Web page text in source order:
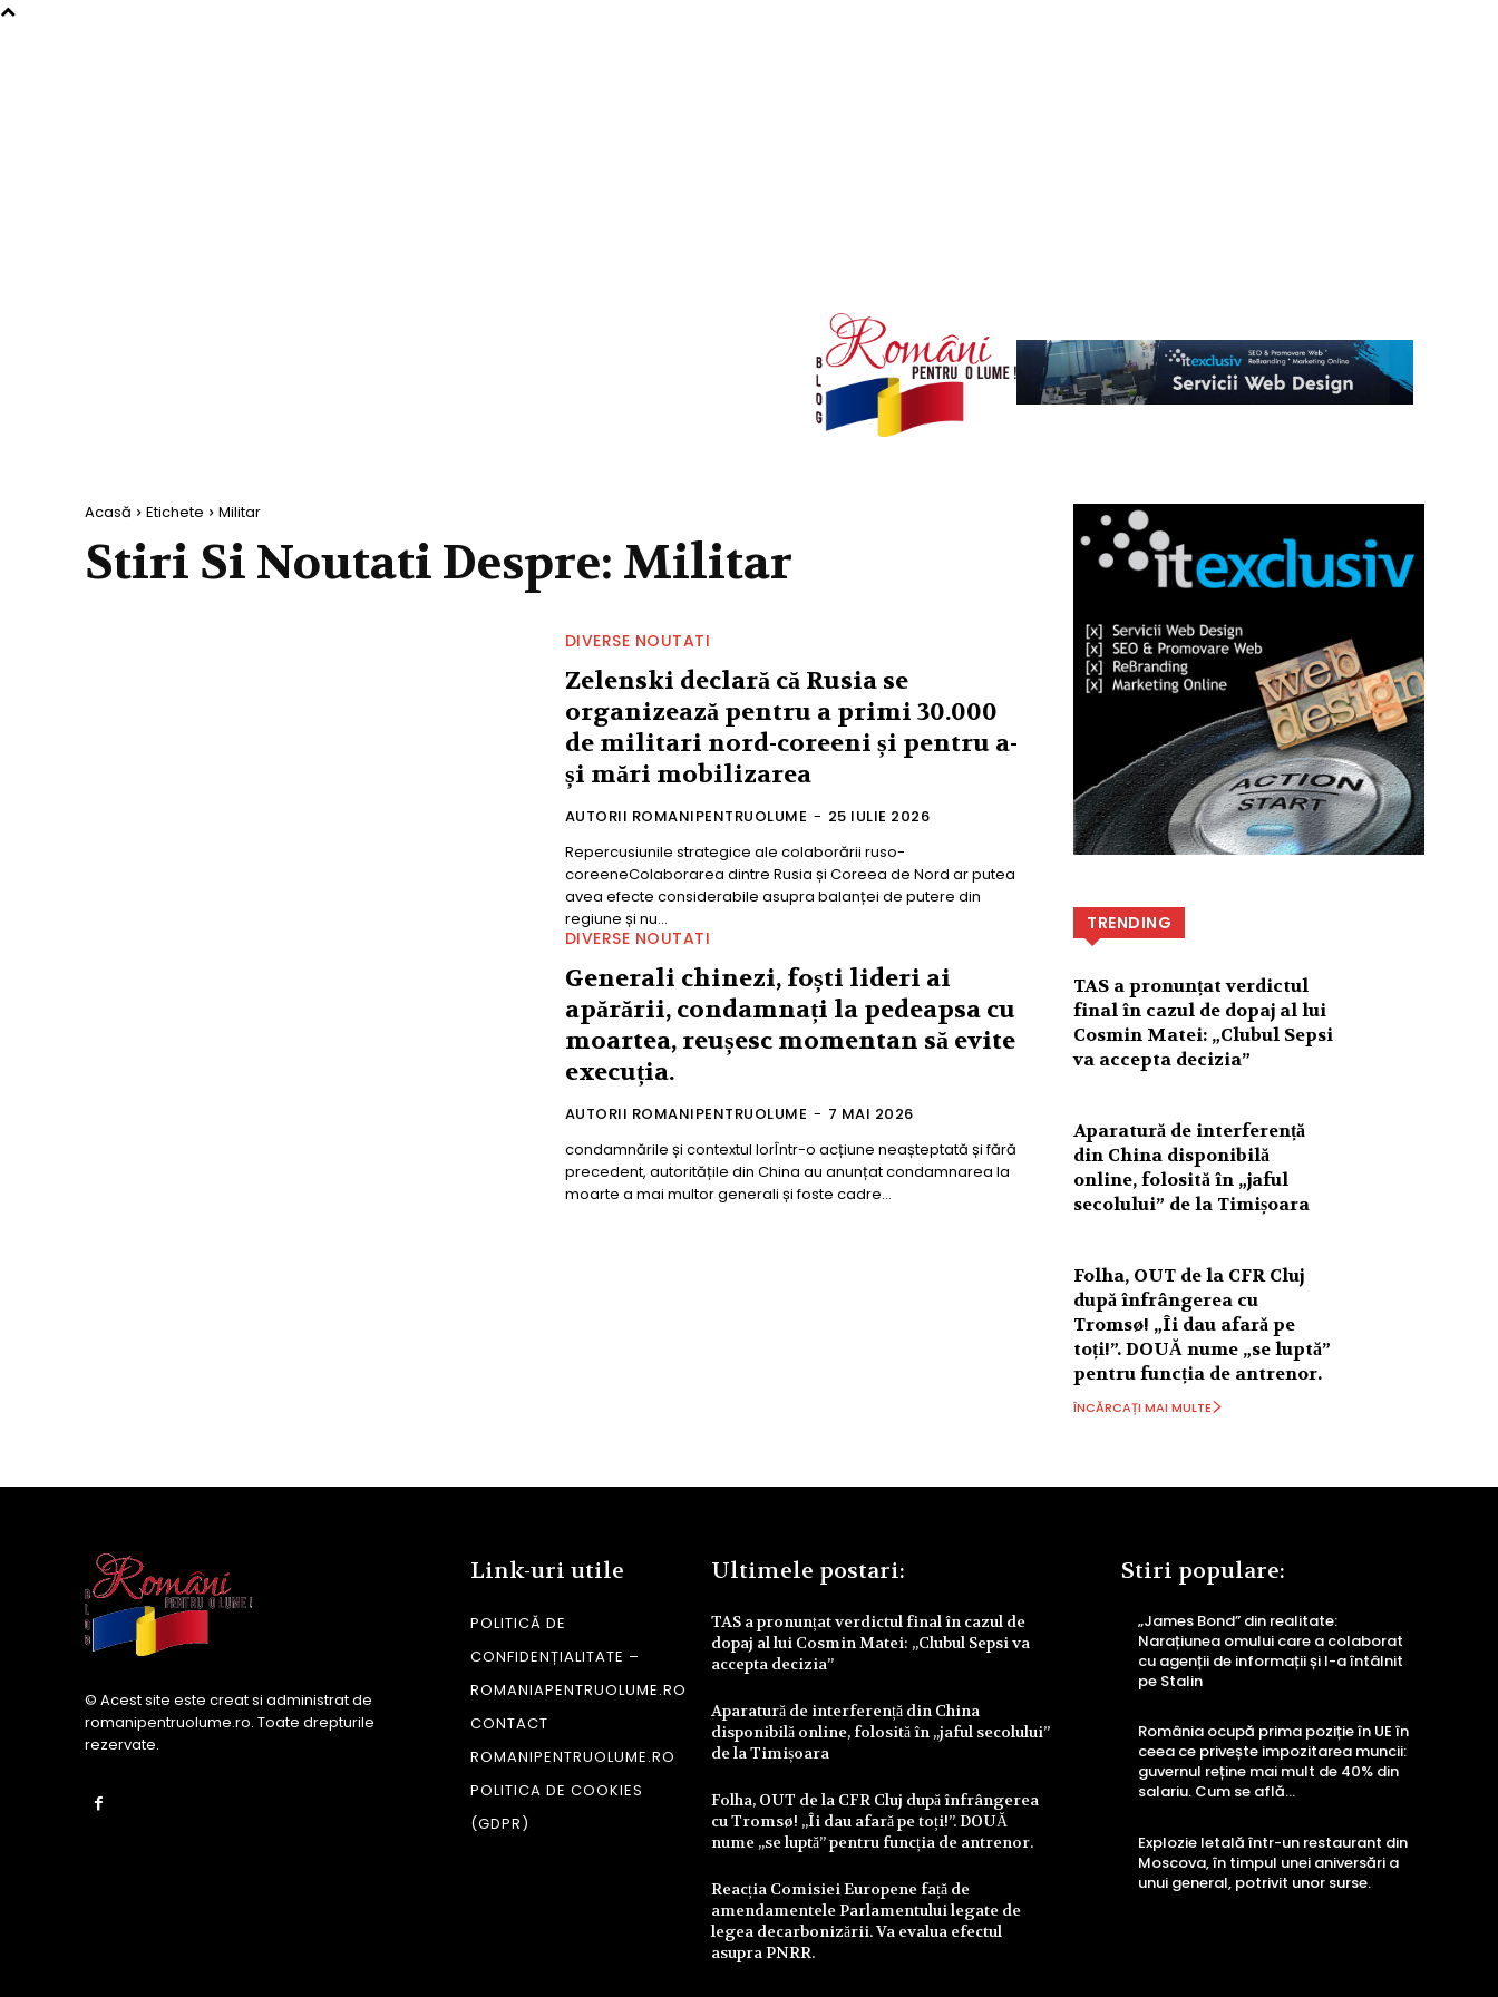
Acasă Etichete Militar
Stiri Si Noutati Despre: Militar
DIVERSE NOUTATI
Zelenski declară că Rusia se
organizează pentru a primi 30.000
de militari nord-coreeni și pentru a-
și mări mobilizarea
AUTORII ROMANIPENTRUOLUME - 25 IULIE 2026
Repercusiunile strategice ale colaborării ruso-
coreeneColaborarea dintre Rusia și Coreea de Nord ar putea
avea efecte considerabile asupra balanței de putere din
regiune și nu...
DIVERSE NOUTATI
Generali chinezi, foști lideri ai
apărării, condamnați la pedeapsa cu
moartea, reușesc momentan să evite
execuția.
AUTORII ROMANIPENTRUOLUME - 7 MAI 2026
condamnările și contextul lorÎntr-o acțiune neașteptată și fără
precedent, autoritățile din China au anunțat condamnarea la
moarte a mai multor generali și foste cadre...
TRENDING
TAS a pronunțat verdictul
final în cazul de dopaj al lui
Cosmin Matei: „Clubul Sepsi
va accepta decizia”
Aparatură de interferență
din China disponibilă
online, folosită în „jaful
secolului” de la Timișoara
Folha, OUT de la CFR Cluj
după înfrângerea cu
Tromsø! „Îi dau afară pe
toți!”. DOUĂ nume „se luptă”
pentru funcția de antrenor.
ÎNCĂRCAȚI MAI MULTE
© Acest site este creat si administrat de
romanipentruolume.ro. Toate drepturile
rezervate.
Link-uri utile
POLITICĂ DE
CONFIDENȚIALITATE –
ROMANIAPENTRUOLUME.RO
CONTACT
ROMANIPENTRUOLUME.RO
POLITICA DE COOKIES
(GDPR)
Ultimele postari:
TAS a pronunțat verdictul final în cazul de
dopaj al lui Cosmin Matei: „Clubul Sepsi va
accepta decizia”
Aparatură de interferență din China
disponibilă online, folosită în „jaful secolului”
de la Timișoara
Folha, OUT de la CFR Cluj după înfrângerea
cu Tromsø! „Îi dau afară pe toți!”. DOUĂ
nume „se luptă” pentru funcția de antrenor.
Reacția Comisiei Europene față de
amendamentele Parlamentului legate de
legea decarbonizării. Va evalua efectul
asupra PNRR.
Stiri populare:
„James Bond” din realitate:
Narațiunea omului care a colaborat
cu agenții de informații și l-a întâlnit
pe Stalin
România ocupă prima poziție în UE în
ceea ce privește impozitarea muncii:
guvernul reține mai mult de 40% din
salariu. Cum se află…
Explozie letală într-un restaurant din
Moscova, în timpul unei aniversări a
unui general, potrivit unor surse.